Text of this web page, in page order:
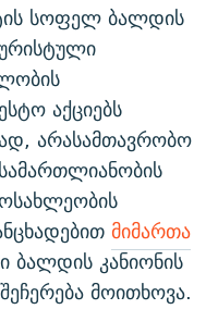
სოფელ ბალდის
აქციებს
არასამთავრობო
მიმართა
ბალდის კანიონის
მოითხოვა.